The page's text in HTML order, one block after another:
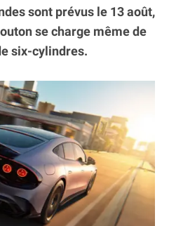
sont prévus le 13 août,
se charge même de
six-cylindres.